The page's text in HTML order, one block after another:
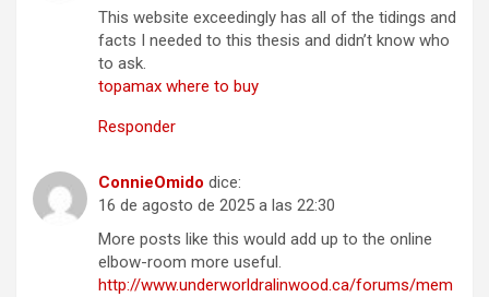
This website exceedingly has all of the tidings and
facts I needed to this thesis and didn’t know who
to ask.
topamax where to buy
Responder
ConnieOmido dice:
16 de agosto de 2025 a las 22:30
More posts like this would add up to the online
elbow-room more useful.
http://www.underworldralinwood.ca/forums/mem